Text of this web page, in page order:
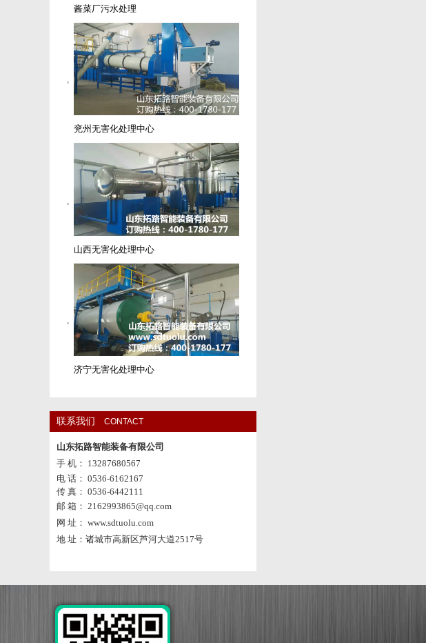
酱菜厂污水处理
兖州无害化处理中心
山西无害化处理中心
济宁无害化处理中心
联系我们 CONTACT
山东拓路智能装备有限公司
手 机： 13287680567
电 话： 0536-6162167
传 真： 0536-6442111
邮 箱： 2162993865@qq.com
网 址： www.sdtuolu.com
地 址：诸城市高新区芦河大道2517号